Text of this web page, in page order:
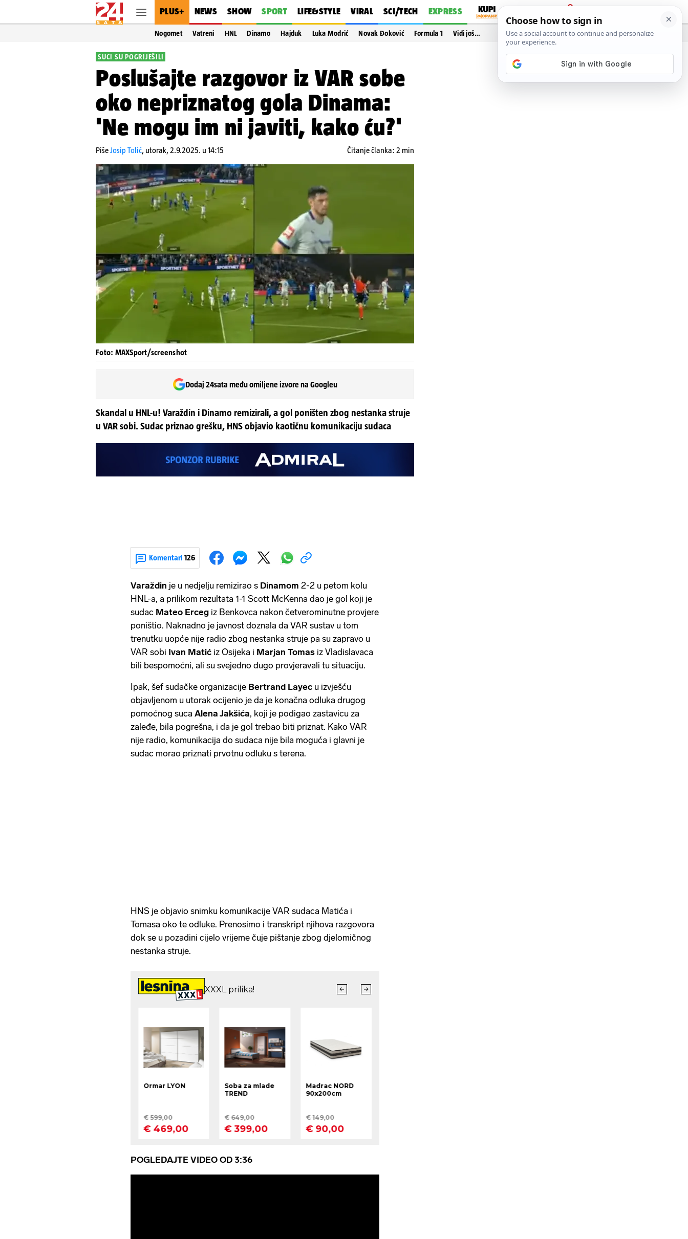
PLUS+ NEWS SHOW SPORT LIFE&STYLE VIRAL SCI/TECH EXPRESS
PRIJAVA
Nogomet Vatreni HNL Dinamo Hajduk Luka Modrić Novak Đoković Formula 1 Vidi još…
SUCI SU POGRIJEŠILI
Poslušajte razgovor iz VAR sobe
oko nepriznatog gola Dinama:
'Ne mogu im ni javiti, kako ću?'
PišeJosip Tolić, utorak, 2.9.2025. u 14:15 Čitanje članka: 2 min
Foto: MAXSport/screenshot
Dodaj 24sata među omiljene izvore na Googleu
Skandal u HNL-u! Varaždin i Dinamo remizirali, a gol poništen zbog nestanka struje
u VAR sobi. Sudac priznao grešku, HNS objavio kaotičnu komunikaciju sudaca
Komentari 126
Varaždin je u nedjelju remizirao s Dinamom 2-2 u petom kolu
HNL-a, a prilikom rezultata 1-1 Scott McKenna dao je gol koji je
sudac Mateo Erceg iz Benkovca nakon četverominutne provjere
poništio. Naknadno je javnost doznala da VAR sustav u tom
trenutku uopće nije radio zbog nestanka struje pa su zapravo u
VAR sobi Ivan Matić iz Osijeka i Marjan Tomas iz Vladislavaca
bili bespomoćni, ali su svejedno dugo provjeravali tu situaciju.
Ipak, šef sudačke organizacije Bertrand Layec u izvješću
objavljenom u utorak ocijenio je da je konačna odluka drugog
pomoćnog suca Alena Jakšića, koji je podigao zastavicu za
zaleđe, bila pogrešna, i da je gol trebao biti priznat. Kako VAR
nije radio, komunikacija do sudaca nije bila moguća i glavni je
sudac morao priznati prvotnu odluku s terena.
HNS je objavio snimku komunikacije VAR sudaca Matića i
Tomasa oko te odluke. Prenosimo i transkript njihova razgovora
dok se u pozadini cijelo vrijeme čuje pištanje zbog djelomičnog
nestanka struje.
POGLEDAJTE VIDEO OD 3:36